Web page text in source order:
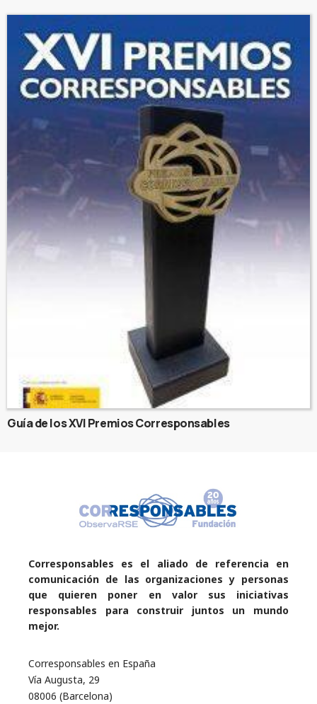
Guía de los XVI Premios Corresponsables
Corresponsables es el aliado de referencia en
comunicación de las organizaciones y personas
que quieren poner en valor sus iniciativas
responsables para construir juntos un mundo
mejor.
Corresponsables en España
Vía Augusta, 29
08006 (Barcelona)